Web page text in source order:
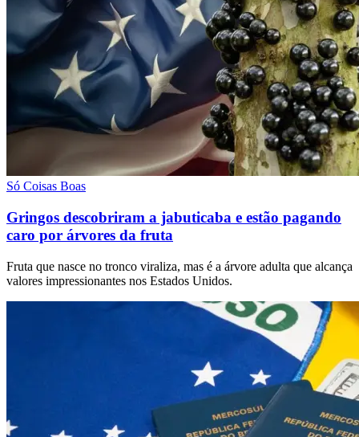
Só Coisas Boas
Gringos descobriram a jabuticaba e estão pagando
caro por árvores da fruta
Fruta que nasce no tronco viraliza, mas é a árvore adulta que alcança
valores impressionantes nos Estados Unidos.